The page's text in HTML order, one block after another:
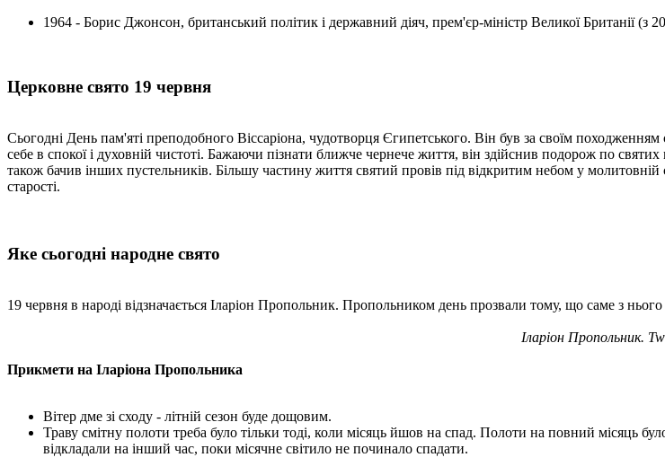
1964 - Борис Джонсон, британський політик і державний діяч, прем'єр-міністр Великої Британії (з
Церковне свято 19 червня
Сьогодні День пам'яті преподобного Віссаріона, чудотворця Єгипетського. Він був за своїм
себе в спокої і духовній чистоті. Бажаючи пізнати ближче чернече життя, він здійснив подорож по
також бачив інших пустельників. Більшу частину життя святий провів під відкритим небом у
старості.
Яке сьогодні народне свято
19 червня в народі відзначається Іларіон Пропольник. Пропольником день прозвали тому, що саме з
Іларіон Пропольник.
Прикмети на Іларіона Пропольника
Вітер дме зі сходу - літній сезон буде дощовим.
Траву смітну полоти треба було тільки тоді, коли місяць йшов на спад. Полоти на повний місяць
відкладали на інший час, поки місячне світило не починало спадати.